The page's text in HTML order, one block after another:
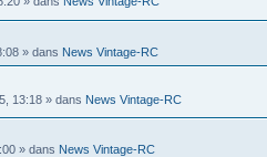
» dans News Vintage-RC
13:18 » dans News Vintage-RC
» dans News Vintage-RC